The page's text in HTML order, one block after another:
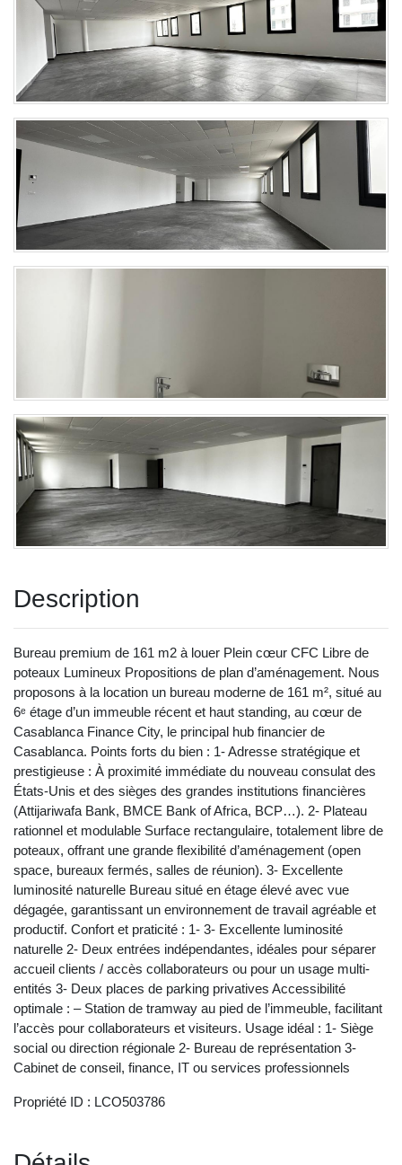
Description
Bureau premium de 161 m2 à louer Plein cœur CFC Libre de
poteaux Lumineux Propositions de plan d’aménagement. Nous
proposons à la location un bureau moderne de 161 m², situé au
6ᵉ étage d’un immeuble récent et haut standing, au cœur de
Casablanca Finance City, le principal hub financier de
Casablanca. Points forts du bien : 1- Adresse stratégique et
prestigieuse : À proximité immédiate du nouveau consulat des
États-Unis et des sièges des grandes institutions financières
(Attijariwafa Bank, BMCE Bank of Africa, BCP…). 2- Plateau
rationnel et modulable Surface rectangulaire, totalement libre de
poteaux, offrant une grande flexibilité d’aménagement (open
space, bureaux fermés, salles de réunion). 3- Excellente
luminosité naturelle Bureau situé en étage élevé avec vue
dégagée, garantissant un environnement de travail agréable et
productif. Confort et praticité : 1- 3- Excellente luminosité
naturelle 2- Deux entrées indépendantes, idéales pour séparer
accueil clients / accès collaborateurs ou pour un usage multi-
entités 3- Deux places de parking privatives Accessibilité
optimale : – Station de tramway au pied de l’immeuble, facilitant
l’accès pour collaborateurs et visiteurs. Usage idéal : 1- Siège
social ou direction régionale 2- Bureau de représentation 3-
Cabinet de conseil, finance, IT ou services professionnels
Propriété ID : LCO503786